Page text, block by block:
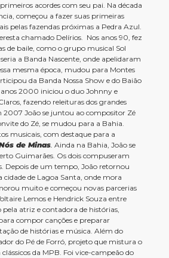
acordes com seu pai. Na década
começou a fazer suas primeiras
pelas fazendas próximas a Pedra Azul.
chamado Delírios. Nos anos 90, fez
de baile, como o grupo musical Sol
a Banda Nascente, onde apelidaram
mesma época, mudou para Montes
da Banda Nossa Show e do Baião
anos 2000 iniciou o duo Johnny e
fazendo releituras dos grandes
2007 João se juntou ao compositor Zé
do Zé, se mudou para a Bahia.
musicais, com destaque para a
de Minas. Ainda na Bahia, João se
Guimarães. Os dois compuseram
Depois de um tempo, João retornou
cidade de Lagoa Santa, onde mora
muito e começou novas parcerias
Lemos e Hendrick Souza entre
atriz e contadora de histórias,
compor canções e preparar
de histórias e música. Além do
do Pé de Forró, projeto que mistura o
da MPB. Foi vice-campeão do